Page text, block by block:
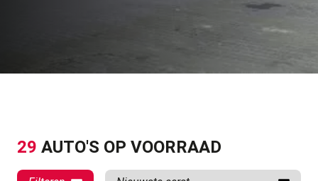
29 AUTO'S OP VOORRAAD